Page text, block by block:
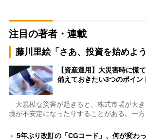
注目の著者・連載
藤川里絵「さあ、投資を始めよう
【資産運用】大災害時に慌
備えておきたい3つのポイ
大規模な災害が起きると、株式市場が大
境が不安定になったりすることがある。一方
5年ぶり改訂の「CGコード」、何が変わ